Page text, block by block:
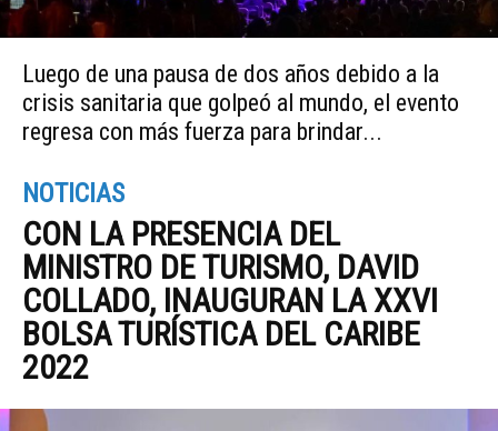
Luego de una pausa de dos años debido a la
crisis sanitaria que golpeó al mundo, el evento
regresa con más fuerza para brindar...
NOTICIAS
CON LA PRESENCIA DEL
MINISTRO DE TURISMO, DAVID
COLLADO, INAUGURAN LA XXVI
BOLSA TURÍSTICA DEL CARIBE
2022